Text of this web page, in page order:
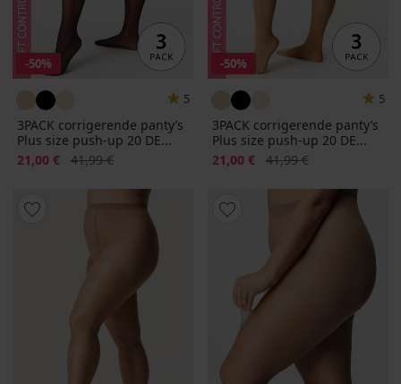
-50%
5
3PACK corrigerende panty’s
Plus size push-up 20 DE...
Korting
21,00 € Oorspronkelijke prijs
41,99 €
-50%
5
3PACK corrigerende panty’s
Plus size push-up 20 DE...
Korting
21,00 € Oorspronkelijke prijs
41,99 €